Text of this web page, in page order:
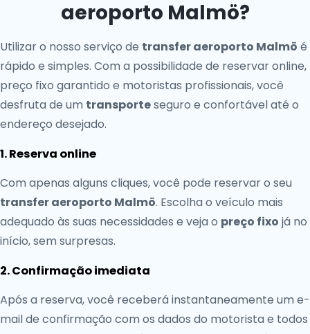
aeroporto Malmö?
Utilizar o nosso serviço de transfer aeroporto Malmö é
rápido e simples. Com a possibilidade de reservar online,
preço fixo garantido e motoristas profissionais, você
desfruta de um transporteseguro e confortável até o
endereço desejado.
1. Reserva online
Com apenas alguns cliques, você pode reservar o seu
transfer aeroporto Malmö. Escolha o veículo mais
adequado às suas necessidades e veja o preço fixo já no
início, sem surpresas.
2. Confirmação imediata
Após a reserva, você receberá instantaneamente um e-
mail de confirmação com os dados do motorista e todos